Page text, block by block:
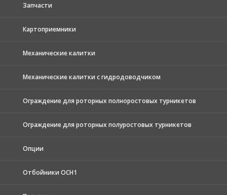
Запчасти
Картоприемники
Механические калитки
Механические калитки с гидродоводчиком
Ограждение для роторных полноростовых турникетов
Ограждение для роторных полуростовых турникетов
Опции
Отбойники ОСН1